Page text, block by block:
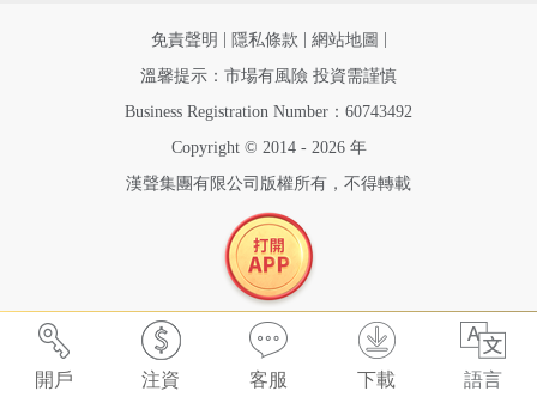
免責聲明 隱私條款 網站地圖
溫馨提示：市場有風險 投資需謹慎
Business Registration Number：60743492
Copyright © 2014 - 2026 年
漢聲集團有限公司版權所有，不得轉載
開戶 注資 客服 下載 語言